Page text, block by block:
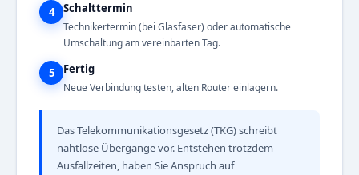
4 Schalttermin
Technikertermin (bei Glasfaser) oder automatische
Umschaltung am vereinbarten Tag.
5 Fertig
Neue Verbindung testen, alten Router einlagern.
Das Telekommunikationsgesetz (TKG) schreibt
nahtlose Übergänge vor. Entstehen trotzdem
Ausfallzeiten, haben Sie Anspruch auf